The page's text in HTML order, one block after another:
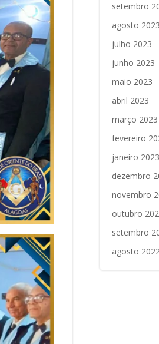
setembro
agosto 2023
julho 2023
junho 2023
maio 2023
abril 2023
março 2023
fevereiro
janeiro 2023
dezembro
novembro
outubro
setembro
agosto